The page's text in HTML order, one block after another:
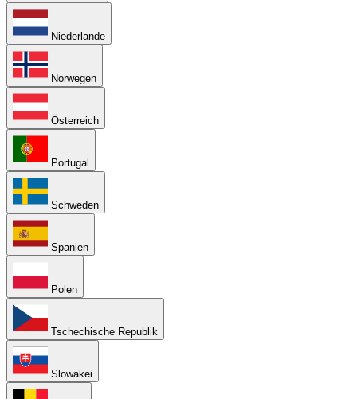
Niederlande
Norwegen
Österreich
Portugal
Schweden
Spanien
Polen
Tschechische Republik
Slowakei